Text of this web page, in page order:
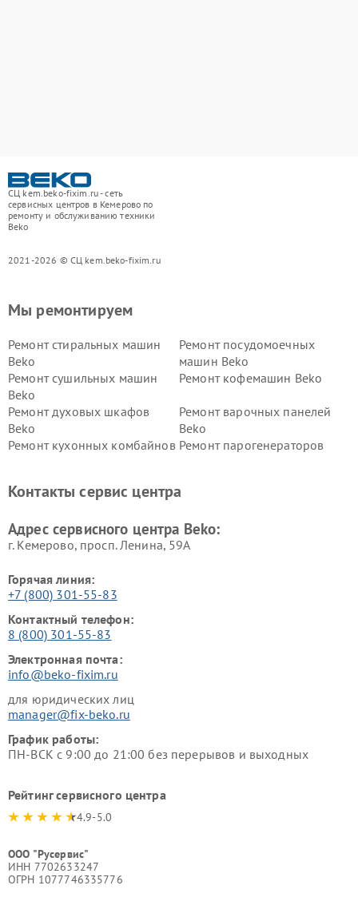
СЦ kem.beko-fixim.ru - сеть
сервисных центров в Кемерово по
ремонту и обслуживанию техники
Beko
2021-2026 © СЦ kem.beko-fixim.ru
Мы ремонтируем
Ремонт стиральных машин
Beko
Ремонт посудомоечных
машин Beko
Ремонт сушильных машин
Beko
Ремонт кофемашин Beko
Ремонт духовых шкафов
Beko
Ремонт варочных панелей
Beko
Ремонт кухонных комбайнов Ремонт парогенераторов
Ремонт холодильников Beko Ремонт морозильных камер
Контакты сервис центра
Адрес сервисного центра Beko:
г. Кемерово, просп. Ленина, 59А
Горячая линия:
+7 (800) 301-55-83
Контактный телефон:
8 (800) 301-55-83
Электронная почта:
info@beko-fixim.ru
для юридических лиц
manager@fix-beko.ru
График работы:
ПН-ВСК с 9:00 до 21:00 без перерывов и выходных
Рейтинг сервисного центра
4.9-5.0
ООО "Русервис"
ИНН 7702633247
ОГРН 1077746335776